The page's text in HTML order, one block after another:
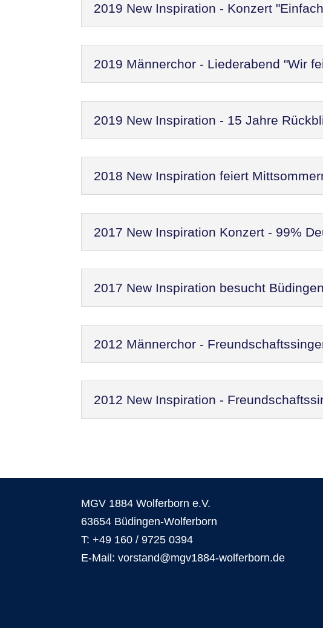
2019 New Inspiration - Konzert
2019 Männerchor - Liederabend "Wir
2019 New Inspiration - 15 Jahre
2018 New Inspiration feiert
2017 New Inspiration Konzert - 99%
2017 New Inspiration besucht
2012 Männerchor -
2012 New Inspiration -
MGV 1884 Wolferborn e.V.
63654 Büdingen-Wolferborn
T: +49 160 / 9725 0394
E-Mail: vorstand@mgv1884-wolferborn.de